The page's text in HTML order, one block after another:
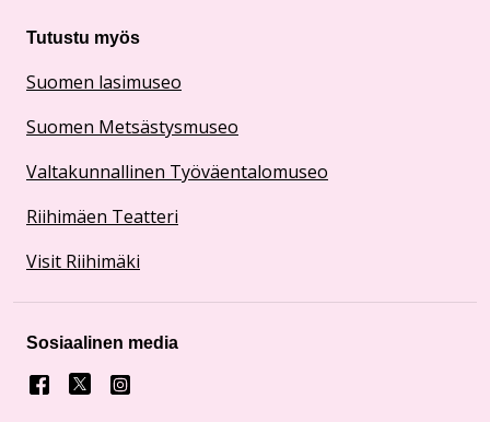
Tutustu myös
Suomen lasimuseo
Suomen Metsästysmuseo
Valtakunnallinen Työväentalomuseo
Riihimäen Teatteri
Visit Riihimäki
Sosiaalinen media
Facebook
X Instagram